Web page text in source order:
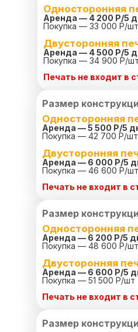
Односторонняя
Аренда — 4 200 Р/5
Покупка — 33 000 Р/шт
Двусторонняя
Аренда — 4 500 Р/5
Покупка — 34 900 Р/шт
Печать не входит в
Размер
Односторонняя
Аренда — 5 500 Р/5
Покупка — 42 700 Р/шт
Двусторонняя
Аренда — 6 000 Р/5
Покупка — 46 600 Р/шт
Печать не входит в
Размер
Односторонняя
Аренда — 6 200 Р/5
Покупка — 48 600 Р/шт
Двусторонняя
Аренда — 6 600 Р/5
Покупка — 51 500 Р/шт
Печать не входит в
Размер